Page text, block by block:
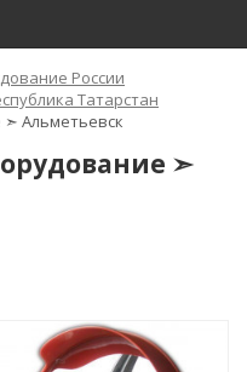
России
Татарстан
Альметьевск
➣